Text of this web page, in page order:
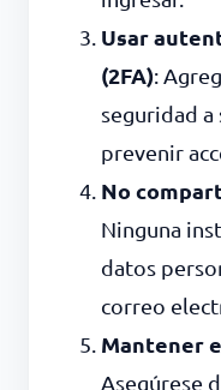
Usar
(2FA):
seguridad a
prevenir
No
Ninguna
datos
correo
Mantener
Asegúrese